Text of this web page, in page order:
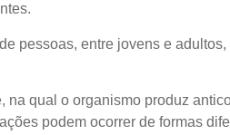
pessoas, entre jovens e
, na qual o organismo produz
podem ocorrer de formas